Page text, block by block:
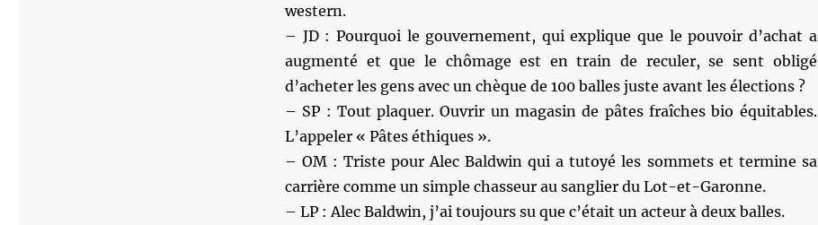
western.
– JD : Pourquoi le gouvernement, qui explique que le pouvoir d’achat a
augmenté et que le chômage est en train de reculer, se sent obligé
d’acheter les gens avec un chèque de 100 balles juste avant les élections ?
– SP : Tout plaquer. Ouvrir un magasin de pâtes fraîches bio équitables.
L’appeler « Pâtes éthiques ».
– OM : Triste pour Alec Baldwin qui a tutoyé les sommets et termine sa
carrière comme un simple chasseur au sanglier du Lot-et-Garonne.
– LP : Alec Baldwin, j’ai toujours su que c’était un acteur à deux balles.